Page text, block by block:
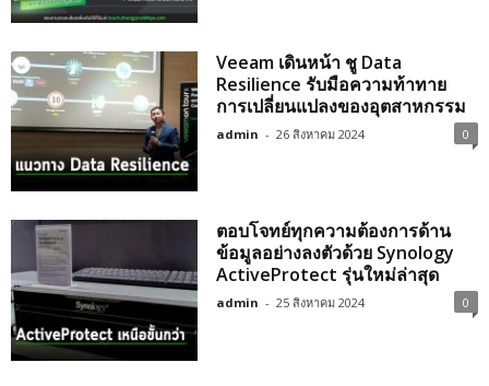
Veeam เดินหน้า ชู Data
Resilience รับมือความท้าทาย
การเปลี่ยนแปลงของอุตสาหกรรม
admin - 26 สิงหาคม 2024 0
ตอบโจทย์ทุกความต้องการด้าน
ข้อมูลอย่างลงตัวด้วย Synology
ActiveProtect รุ่นใหม่ล่าสุด
admin - 25 สิงหาคม 2024 0